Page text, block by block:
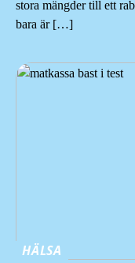
stora mängder till ett
bara är […]
HÄLSA